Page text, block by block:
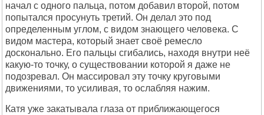
начал с одного пальца, потом добавил второй, потом
попытался просунуть третий. Он делал это под
определенным углом, с видом знающего человека. С
видом мастера, который знает своё ремесло
досконально. Его пальцы сгибались, находя внутри неё
какую-то точку, о существовании которой я даже не
подозревал. Он массировал эту точку круговыми
движениями, то усиливая, то ослабляя нажим.
Катя уже закатывала глаза от приближающегося